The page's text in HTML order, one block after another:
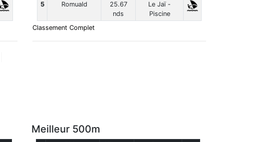
5
Romuald
25.67
nds
Le Jaï -
Piscine
Classement Complet
Meilleur 500m